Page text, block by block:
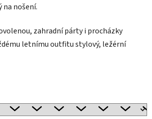
na nošení.
zahradní párty i procházky
letnímu outfitu stylový, ležérní